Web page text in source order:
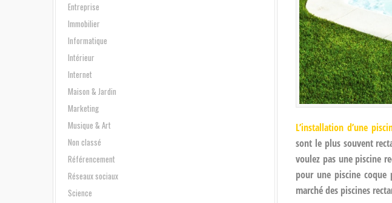
L’installation d’une
sont le plus souvent
voulez pas une piscine
pour une piscine
marché des piscines
Entreprise
Immobilier
Informatique
Intérieur
Internet
Maison & Jardin
Marketing
Musique & Art
Non classé
Référencement
Réseaux sociaux
Science